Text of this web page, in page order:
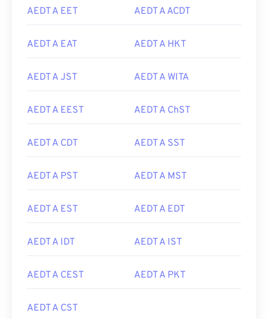
AEDT A EET AEDT A ACDT
AEDT A EAT AEDT A HKT
AEDT A JST AEDT A WITA
AEDT A EEST AEDT A ChST
AEDT A CDT AEDT A SST
AEDT A PST AEDT A MST
AEDT A EST AEDT A EDT
AEDT A IDT AEDT A IST
AEDT A CEST AEDT A PKT
AEDT A CST